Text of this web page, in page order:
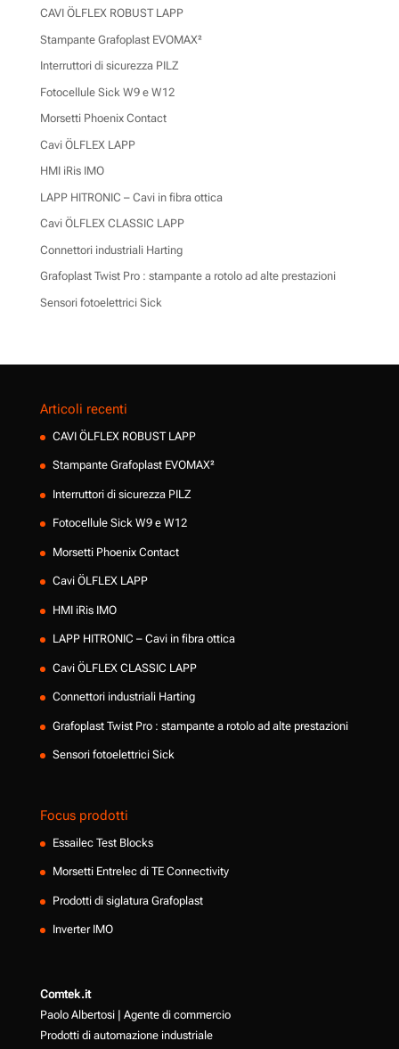
CAVI ÖLFLEX ROBUST LAPP
Stampante Grafoplast EVOMAX²
Interruttori di sicurezza PILZ
Fotocellule Sick W9 e W12
Morsetti Phoenix Contact
Cavi ÖLFLEX LAPP
HMI iRis IMO
LAPP HITRONIC – Cavi in fibra ottica
Cavi ÖLFLEX CLASSIC LAPP
Connettori industriali Harting
Grafoplast Twist Pro : stampante a rotolo ad alte prestazioni
Sensori fotoelettrici Sick
Articoli recenti
CAVI ÖLFLEX ROBUST LAPP
Stampante Grafoplast EVOMAX²
Interruttori di sicurezza PILZ
Fotocellule Sick W9 e W12
Morsetti Phoenix Contact
Cavi ÖLFLEX LAPP
HMI iRis IMO
LAPP HITRONIC – Cavi in fibra ottica
Cavi ÖLFLEX CLASSIC LAPP
Connettori industriali Harting
Grafoplast Twist Pro : stampante a rotolo ad alte prestazioni
Sensori fotoelettrici Sick
Focus prodotti
Essailec Test Blocks
Morsetti Entrelec di TE Connectivity
Prodotti di siglatura Grafoplast
Inverter IMO
Comtek.it
Paolo Albertosi | Agente di commercio
Prodotti di automazione industriale